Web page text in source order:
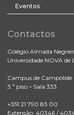
Eventos
Contactos
Colégio Almada
Universidade NOVA de
Campus de Campolide
3.º piso – Sala 333
+351 21 790 83 00
Extensão: 40346 /